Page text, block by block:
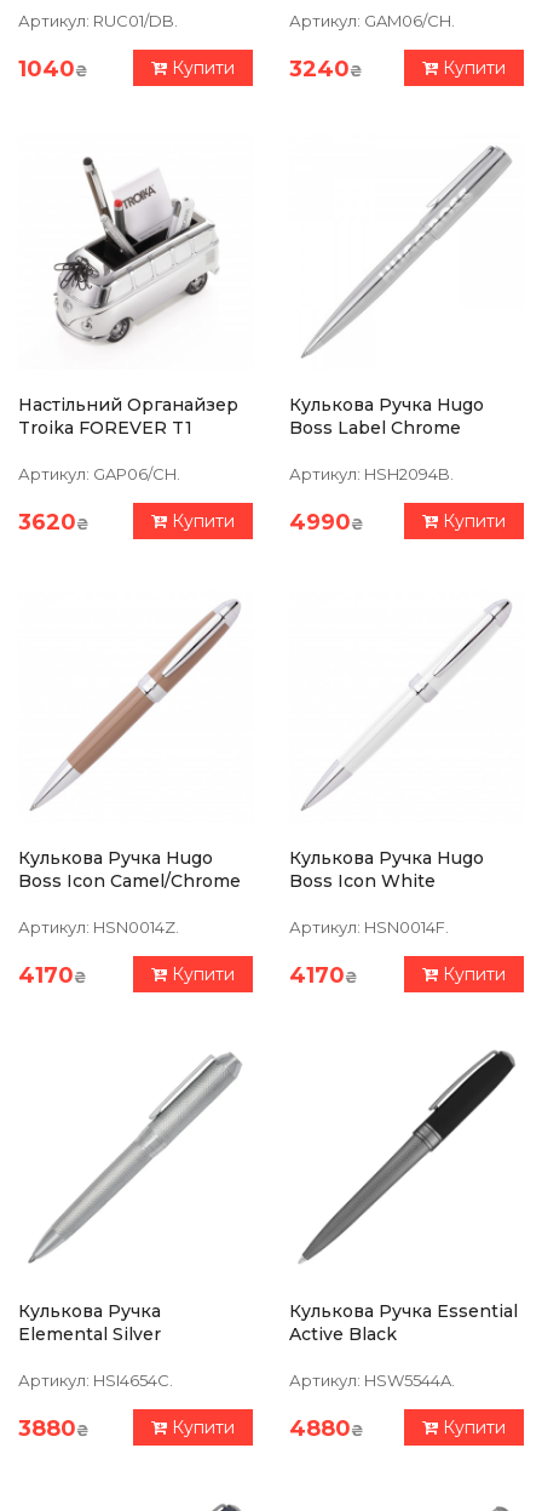
Артикул: RUC01/DB.
1040₴ Купити
Артикул: GAM06/CH.
3240₴ Купити
Настільний Органайзер
Troika FOREVER T1
Артикул: GAP06/CH.
3620₴ Купити
Кулькова Ручка Hugo
Boss Label Chrome
Артикул: HSH2094B.
4990₴ Купити
Кулькова Ручка Hugo
Boss Icon Camel/Chrome
Артикул: HSN0014Z.
4170₴ Купити
Кулькова Ручка Hugo
Boss Icon White
Артикул: HSN0014F.
4170₴ Купити
Кулькова Ручка
Elemental Silver
Артикул: HSI4654C.
3880₴ Купити
Кулькова Ручка Essential
Active Black
Артикул: HSW5544A.
4880₴ Купити